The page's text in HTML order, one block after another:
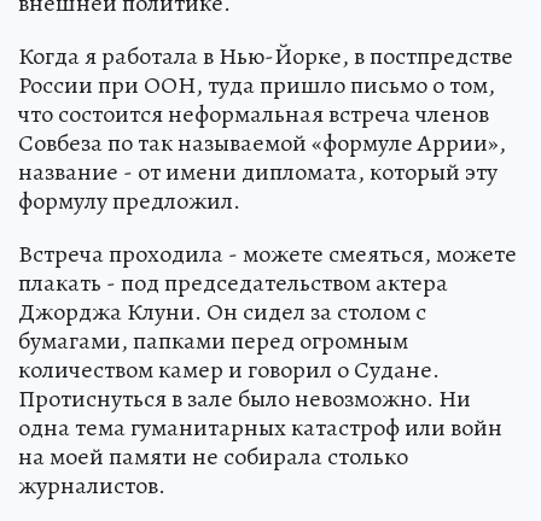
Когда я работала в Нью-Йорке, в постпредстве
России при ООН, туда пришло письмо о том,
что состоится неформальная встреча членов
Совбеза по так называемой «формуле Аррии»,
название - от имени дипломата, который эту
формулу предложил.
Встреча проходила - можете смеяться, можете
плакать - под председательством актера
Джорджа Клуни. Он сидел за столом с
бумагами, папками перед огромным
количеством камер и говорил о Судане.
Протиснуться в зале было невозможно. Ни
одна тема гуманитарных катастроф или войн
на моей памяти не собирала столько
журналистов.